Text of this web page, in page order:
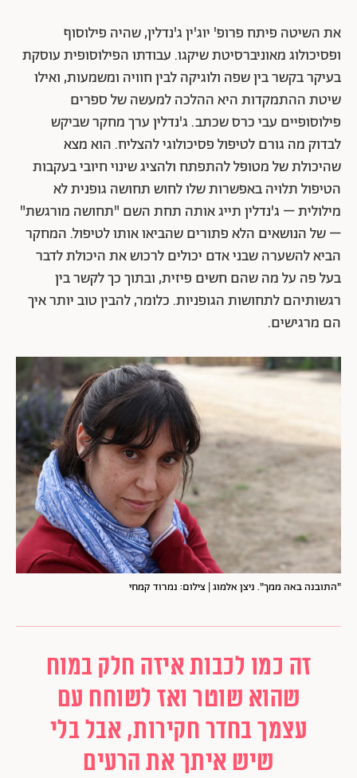
את השיטה פיתח פרופ' יוג'ין ג'נדלין, שהיה פילוסוף
ופסיכולוג מאוניברסיטת שיקגו. עבודתו הפילוסופית עוסקת
בעיקר בקשר בין שפה ולוגיקה לבין חוויה ומשמעות, ואילו
שיטת ההתמקדות היא ההלכה למעשה של ספרים
פילוסופיים עבי כרס שכתב. ג'נדלין ערך מחקר שביקש
לבדוק מה גורם לטיפול פסיכולוגי להצליח. הוא מצא
שהיכולת של מטופל להתפתח ולהציג שינוי חיובי בעקבות
הטיפול תלויה באפשרות שלו לחוש תחושה גופנית לא
מילולית – ג'נדלין תייג אותה תחת השם "תחושה מורגשת"
– של הנושאים הלא פתורים שהביאו אותו לטיפול. המחקר
הביא להשערה שבני אדם יכולים לרכוש את היכולת לדבר
בעל פה על מה שהם חשים פיזית, ובתוך כך לקשר בין
רגשותיהם לתחושות הגופניות. כלומר, להבין טוב יותר איך
הם מרגישים.
"התובנה באה ממך". ניצן אלמוג | צילום: נמרוד קמחי
זה כמו לכבות איזה חלק במוח
שהוא שוטר ואז לשוחח עם
עצמך בחדר חקירות, אבל בלי
שיש איתך את הרעים